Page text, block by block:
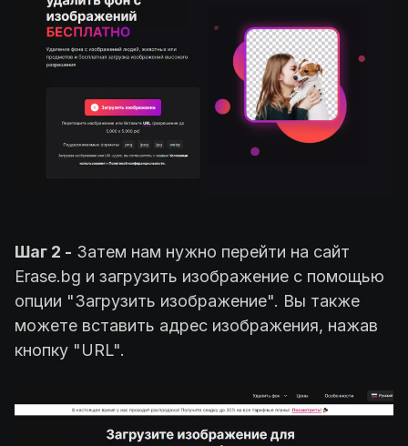
Шаг 2 - Затем нам нужно перейти на сайт
Erase.bg и загрузить изображение с помощью
опции "Загрузить изображение". Вы также
можете вставить адрес изображения, нажав
кнопку "URL".